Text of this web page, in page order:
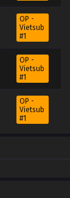
OP -
Vietsub
#1
OP -
Vietsub
#1
OP -
Vietsub
#1
#1